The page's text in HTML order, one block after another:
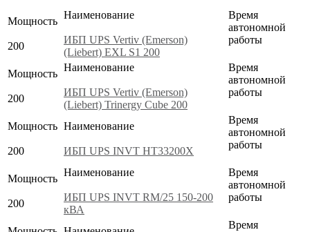
Мощность
200
Наименование
ИБП UPS Vertiv (Emerson)
(Liebert) EXL S1 200
Время
автономной
работы
Мощность
200
Наименование
ИБП UPS Vertiv (Emerson)
(Liebert) Trinergy Cube 200
Время
автономной
работы
Мощность
200
Наименование
ИБП UPS INVT HT33200X
Время
автономной
работы
Мощность
200
Наименование
ИБП UPS INVT RM/25 150-200
кВА
Время
автономной
работы
Время